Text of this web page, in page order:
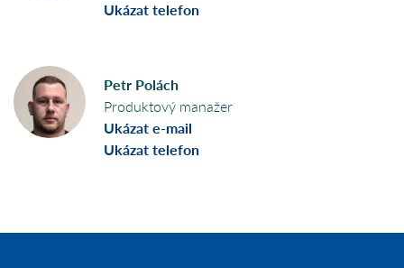
Ukázat telefon
Petr Polách
Produktový manažer
Ukázat e-mail
Ukázat telefon